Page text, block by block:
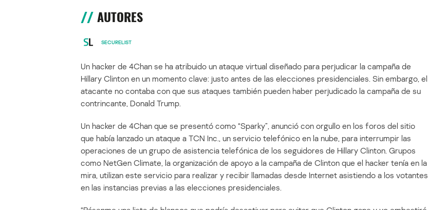
AUTORES
SECURELIST
Un hacker de 4Chan se ha atribuido un ataque virtual diseñado para perjudicar la campaña de
Hillary Clinton en un momento clave: justo antes de las elecciones presidenciales. Sin embargo, el
atacante no contaba con que sus ataques también pueden haber perjudicado la campaña de su
contrincante, Donald Trump.
Un hacker de 4Chan que se presentó como “Sparky”, anunció con orgullo en los foros del sitio
que había lanzado un ataque a TCN Inc., un servicio telefónico en la nube, para interrumpir las
operaciones de un grupo de asistencia telefónica de los seguidores de Hillary Clinton. Grupos
como NetGen Climate, la organización de apoyo a la campaña de Clinton que el hacker tenía en la
mira, utilizan este servicio para realizar y recibir llamadas desde Internet asistiendo a los votantes
en las instancias previas a las elecciones presidenciales.